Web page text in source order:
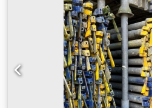
plataforma - Estrutura em
degraus de 200 mm de
antiderrapante - Plataforma
- Móvel em rodízios, 4 rodízios
abaixamento na parte da escada,
central Dcjdpfxeznrquj Af Ask -
dobrável e desmontável para
(C / L / A): 2600 x 740 x 1940